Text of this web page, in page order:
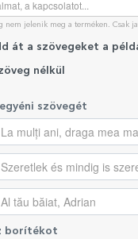
nem jelenik meg a terméken. Csak
át a szövegeket a
nélkül
szövegét
borítékot